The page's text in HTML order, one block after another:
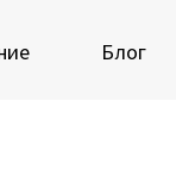
Блог